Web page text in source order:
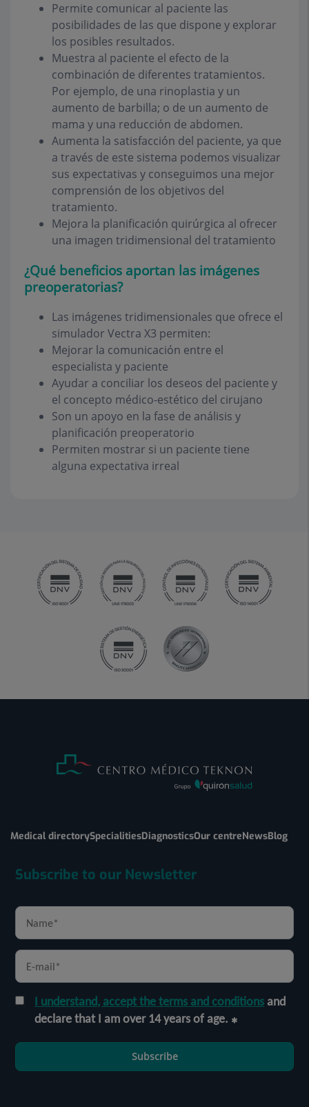
Permite comunicar al paciente las
posibilidades de las que dispone y explorar
los posibles resultados.
Muestra al paciente el efecto de la
combinación de diferentes tratamientos.
Por ejemplo, de una rinoplastia y un
aumento de barbilla; o de un aumento de
mama y una reducción de abdomen.
Aumenta la satisfacción del paciente, ya que
a través de este sistema podemos visualizar
sus expectativas y conseguimos una mejor
comprensión de los objetivos del
tratamiento.
Mejora la planificación quirúrgica al ofrecer
una imagen tridimensional del tratamiento
¿Qué beneficios aportan las imágenes
preoperatorias?
Las imágenes tridimensionales que ofrece el
simulador Vectra X3 permiten:
Mejorar la comunicación entre el
especialista y paciente
Ayudar a conciliar los deseos del paciente y
el concepto médico-estético del cirujano
Son un apoyo en la fase de análisis y
planificación preoperatorio
Permiten mostrar si un paciente tiene
alguna expectativa irreal
Medical directorySpecialitiesDiagnosticsOur centreNewsBlog
Subscribe to our Newsletter
I understand, accept the terms and conditionsand
declare that I am over 14 years of age.
Subscribe